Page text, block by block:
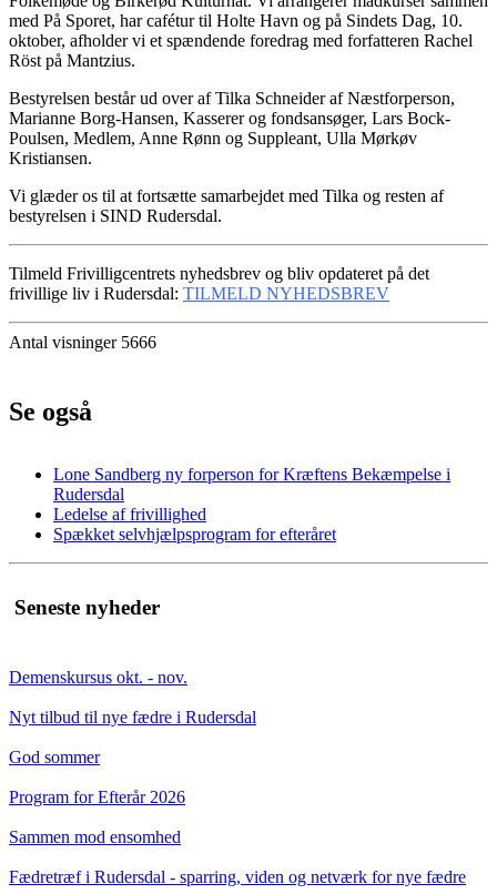
med På Sporet, har cafétur til Holte Havn og på Sindets Dag, 10.
oktober, afholder vi et spændende foredrag med forfatteren Rachel
Röst på Mantzius.
Bestyrelsen består ud over af Tilka Schneider af Næstforperson,
Marianne Borg-Hansen, Kasserer og fondsansøger, Lars Bock-
Poulsen, Medlem, Anne Rønn og Suppleant, Ulla Mørkøv
Kristiansen.
Vi glæder os til at fortsætte samarbejdet med Tilka og resten af
bestyrelsen i SIND Rudersdal.
Tilmeld Frivilligcentrets nyhedsbrev og bliv opdateret på det
frivillige liv i Rudersdal: TILMELD NYHEDSBREV
Antal visninger 5666
Se også
Lone Sandberg ny forperson for Kræftens Bekæmpelse i
Rudersdal
Ledelse af frivillighed
Spækket selvhjælpsprogram for efteråret
Seneste nyheder
Demenskursus okt. - nov.
Nyt tilbud til nye fædre i Rudersdal
God sommer
Program for Efterår 2026
Sammen mod ensomhed
Fædretræf i Rudersdal - sparring, viden og netværk for nye fædre